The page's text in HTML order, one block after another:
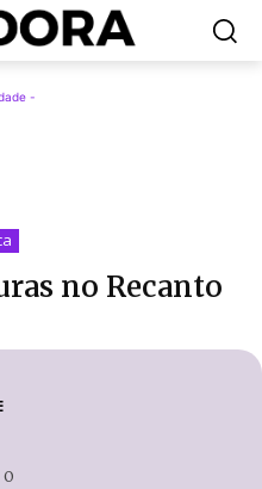
-
no Recanto
0